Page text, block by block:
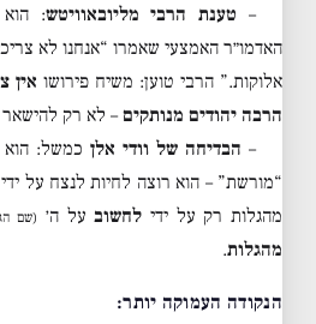
– טענת הרבי מליובאוויטש:
האדמו״ר האמצעי שאמרו “אנחנו לא
אלוקות.” הרבי טוען: משיח פירושו אין
הרבה יהודים מנותקים – לא רק להישאר
– הבדיחה של וודי אלן כמשל: הוא
“מורשת” – הוא רוצה לחיות לנצח על
מהגלות רק על ידי לחשובעל ה׳ (שם
מהגלות.
הנקודה העמוקה יותר: